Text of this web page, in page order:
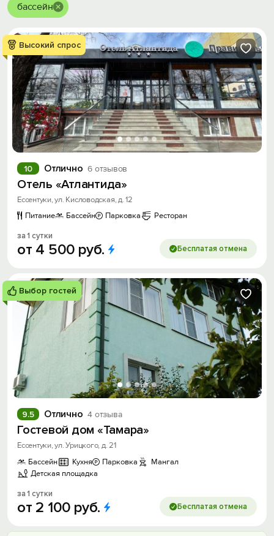
бассейн
Высокий спрос
Отлично 6 отзывов
10
Отель «Атлантида»
Ессентуки, ул. Кисловодская, д. 12
Питание
Бассейн Парковка Ресторан
за 1 сутки
от 4 500 руб. Бесплатая отмена
Выбор гостей
Отлично 4 отзыва
9.5
Гостевой дом «Тамара»
Ессентуки, ул. Урицкого, д. 21
Бассейн
Кухня Парковка
Мангал
Детская площадка
за 1 сутки
от 2 100 руб. Бесплатая отмена